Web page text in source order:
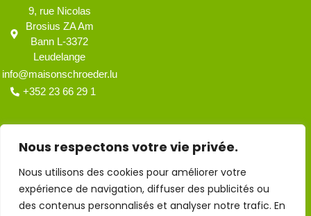
Nous respectons votre vie privée.
Nous utilisons des cookies pour améliorer votre
expérience de navigation, diffuser des publicités ou
des contenus personnalisés et analyser notre trafic. En
9, rue Nicolas
Brosius ZA Am
Bann L-3372
Leudelange
info@maisonschroeder.lu
+352 23 66 29 1